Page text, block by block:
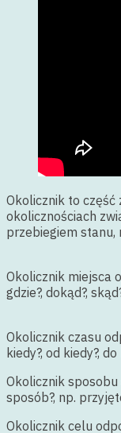
Okolicznik to część
okolicznościach
przebiegiem stanu,
Okolicznik miejsca
gdzie?, dokąd?,
Okolicznik czasu
kiedy?, od kiedy?,
Okolicznik sposobu
sposób?, np.
Okolicznik celu